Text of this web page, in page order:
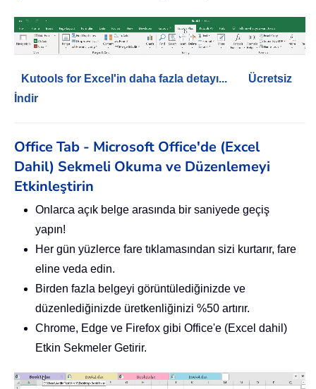
Kutools for Excel'in daha fazla detayı...
Ücretsiz
İndir
Office Tab - Microsoft Office'de (Excel
Dahil) Sekmeli Okuma ve Düzenlemeyi
Etkinleştirin
Onlarca açık belge arasında bir saniyede geçiş
yapın!
Her gün yüzlerce fare tıklamasından sizi kurtarır, fare
eline veda edin.
Birden fazla belgeyi görüntülediğinizde ve
düzenlediğinizde üretkenliğinizi %50 artırır.
Chrome, Edge ve Firefox gibi Office'e (Excel dahil)
Etkin Sekmeler Getirir.